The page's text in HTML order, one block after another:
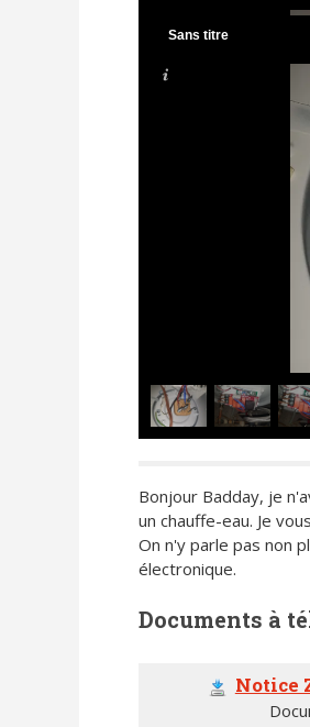
Sans titre
Bonjour Badday, je
un chauffe-eau. Je
On n'y parle pas non
électronique.
Documents à
Notice